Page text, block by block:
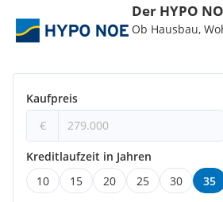
Der HYPO
Ob Hausbau,
Kaufpreis
€
Kreditlaufzeit in Jahren
10
15 20 25 30 35